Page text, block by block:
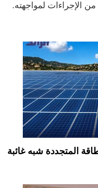
الإجراءات لمواجهته.